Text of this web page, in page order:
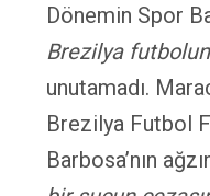
Dönemin Spor
Brezilya
unutamadı.
Brezilya Futbol
Barbosa’nın